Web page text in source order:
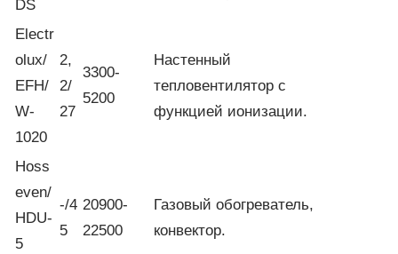
DS
Electr
olux/
EFH/
W-
1020
2,
2/
27
3300-
5200
Настенный
тепловентилятор с
функцией ионизации.
Hoss
even/
HDU-
5
-/4
5
20900-
22500
Газовый обогреватель,
конвектор.